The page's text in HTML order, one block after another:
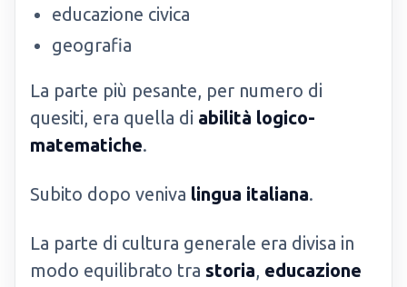
educazione civica
geografia
La parte più pesante, per numero di
quesiti, era quella di abilità logico-
matematiche.
Subito dopo veniva lingua italiana.
La parte di cultura generale era divisa in
modo equilibrato tra storia, educazione